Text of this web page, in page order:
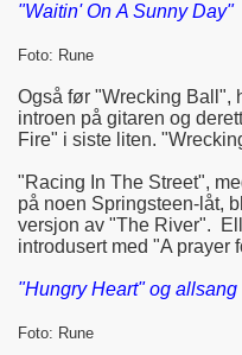
"Waitin' On A Sunny Day"
Foto: Rune
Også før "Wrecking Ball",
introen på gitaren og
Fire" i siste liten.
"Racing In The Street",
på noen Springsteen-låt,
versjon av "The River".
introdusert med "A prayer
"Hungry Heart" og allsang
Foto: Rune